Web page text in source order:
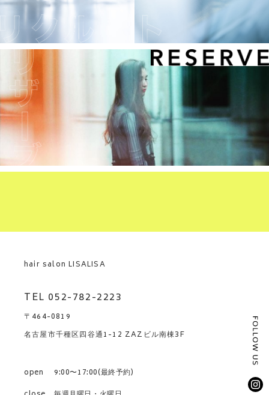
hair salon LISALISA
TEL 052-782-2223
〒464-0819
名古屋市千種区四谷通1-12 ZAZビル南棟3F
open
9:00〜17:00(最終予約)